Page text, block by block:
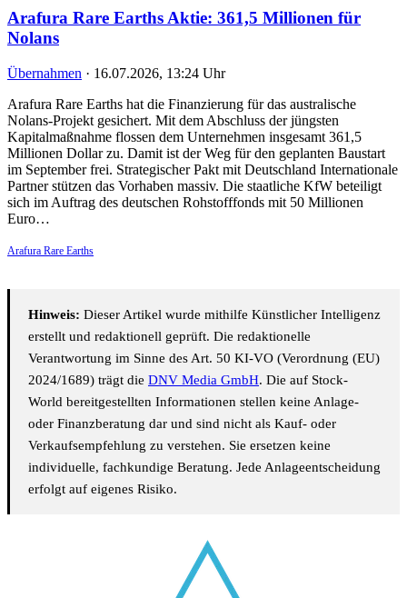
Arafura Rare Earths Aktie: 361,5 Millionen für
Nolans
Übernahmen · 16.07.2026, 13:24 Uhr
Arafura Rare Earths hat die Finanzierung für das australische
Nolans-Projekt gesichert. Mit dem Abschluss der jüngsten
Kapitalmaßnahme flossen dem Unternehmen insgesamt 361,5
Millionen Dollar zu. Damit ist der Weg für den geplanten Baustart
im September frei. Strategischer Pakt mit Deutschland Internationale
Partner stützen das Vorhaben massiv. Die staatliche KfW beteiligt
sich im Auftrag des deutschen Rohstofffonds mit 50 Millionen
Euro…
Arafura Rare Earths
Hinweis: Dieser Artikel wurde mithilfe Künstlicher Intelligenz
erstellt und redaktionell geprüft. Die redaktionelle
Verantwortung im Sinne des Art. 50 KI-VO (Verordnung (EU)
2024/1689) trägt die DNV Media GmbH. Die auf Stock-
World bereitgestellten Informationen stellen keine Anlage-
oder Finanzberatung dar und sind nicht als Kauf- oder
Verkaufsempfehlung zu verstehen. Sie ersetzen keine
individuelle, fachkundige Beratung. Jede Anlageentscheidung
erfolgt auf eigenes Risiko.